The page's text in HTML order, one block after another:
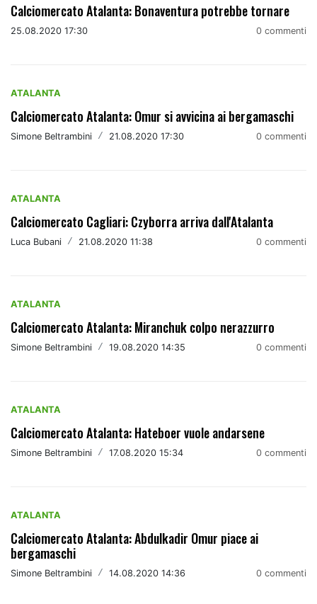
Calciomercato Atalanta: Bonaventura potrebbe tornare
25.08.2020 17:30 0 commenti
ATALANTA
Calciomercato Atalanta: Omur si avvicina ai bergamaschi
Simone Beltrambini / 21.08.2020 17:30 0 commenti
ATALANTA
Calciomercato Cagliari: Czyborra arriva dall'Atalanta
Luca Bubani / 21.08.2020 11:38 0 commenti
ATALANTA
Calciomercato Atalanta: Miranchuk colpo nerazzurro
Simone Beltrambini / 19.08.2020 14:35 0 commenti
ATALANTA
Calciomercato Atalanta: Hateboer vuole andarsene
Simone Beltrambini / 17.08.2020 15:34 0 commenti
ATALANTA
Calciomercato Atalanta: Abdulkadir Omur piace ai
bergamaschi
Simone Beltrambini / 14.08.2020 14:36 0 commenti